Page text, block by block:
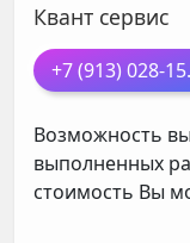
Квант сервис
+7 (913) 028-15
Возможность
выполненных
стоимость Вы